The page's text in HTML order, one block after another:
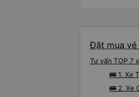
Đặt mua vé
Tư vấn TOP 7
🚌 1. Xe
🚌 2. Xe